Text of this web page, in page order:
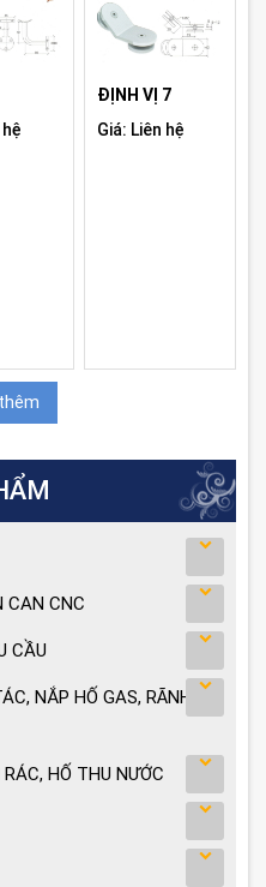
ĐỊNH VỊ 7
Giá: Liên hệ
CAN CNC
CẦU
NẮP HỐ GAS, RÃNH
HỐ THU NƯỚC